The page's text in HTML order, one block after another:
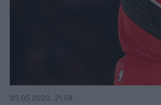
05.05.2020, 21:58